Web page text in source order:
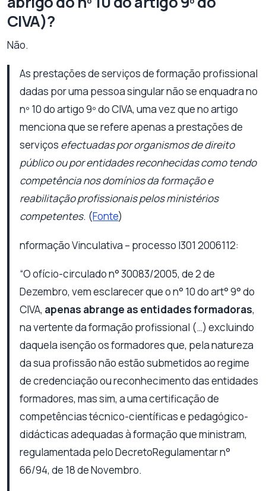
CIVA)?
Não.
As prestações de serviços de formação profissional
dadas por uma pessoa singular não se enquadra no
nº 10 do artigo 9º do CIVA, uma vez que no artigo
menciona que se refere apenas a prestações de
serviços efectuadas por organismos de direito
público ou por entidades reconhecidas como tendo
competência nos domínios da formação e
reabilitação profissionais pelos ministérios
competentes. (Fonte)
nformação Vinculativa – processo I301 2006112:
“O ofício-circulado n° 30083/2005, de 2 de
Dezembro, vem esclarecer que o n° 10 do art° 9° do
CIVA, apenas abrange as entidades formadoras,
na vertente da formação profissional (…) excluindo
daquela isenção os formadores que, pela natureza
da sua profissão não estão submetidos ao regime
de credenciação ou reconhecimento das entidades
formadores, mas sim, a uma certificação de
competências técnico-científicas e pedagógico-
didácticas adequadas à formação que ministram,
regulamentada pelo DecretoRegulamentar n°
66/94, de 18 de Novembro.